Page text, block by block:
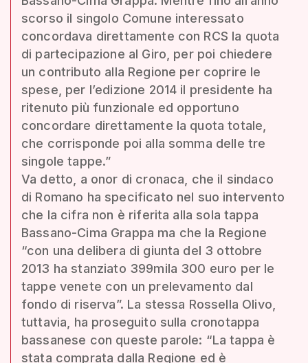
scorso il singolo Comune interessato
concordava direttamente con RCS la quota
di partecipazione al Giro, per poi chiedere
un contributo alla Regione per coprire le
spese, per l’edizione 2014 il presidente ha
ritenuto più funzionale ed opportuno
concordare direttamente la quota totale,
che corrisponde poi alla somma delle tre
singole tappe.”
Va detto, a onor di cronaca, che il sindaco
di Romano ha specificato nel suo intervento
che la cifra non è riferita alla sola tappa
Bassano-Cima Grappa ma che la Regione
“con una delibera di giunta del 3 ottobre
2013 ha stanziato 399mila 300 euro per le
tappe venete con un prelevamento dal
fondo di riserva”. La stessa Rossella Olivo,
tuttavia, ha proseguito sulla cronotappa
bassanese con queste parole: “La tappa è
stata comprata dalla Regione ed è